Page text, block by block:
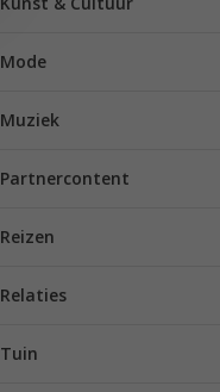
Mode
Muziek
Partnercontent
Reizen
Relaties
Tuin